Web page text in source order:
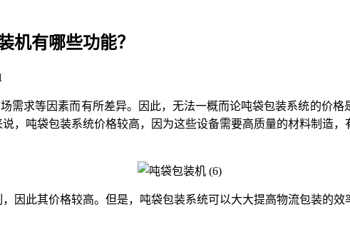
机有哪些功能？
需求等因素而有所差异。因此，无法一概而论吨袋包装系统的价
，吨袋包装系统价格较高，因为这些设备需要高质量的材料制造
因此其价格较高。但是，吨袋包装系统可以大大提高物流包装的